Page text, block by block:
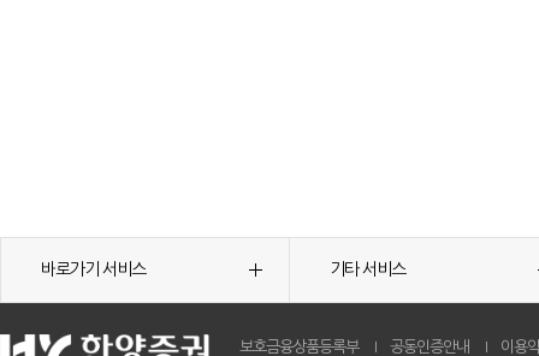
바로가기 서비스 기타 서비스
보호금융상품등록부 공동인증안내 이용